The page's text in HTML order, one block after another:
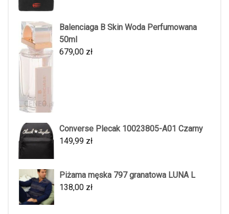
Balenciaga B Skin Woda Perfumowana
50ml
679,00 zł
Converse Plecak 10023805-A01 Czarny
149,99 zł
Piżama męska 797 granatowa LUNA L
138,00 zł